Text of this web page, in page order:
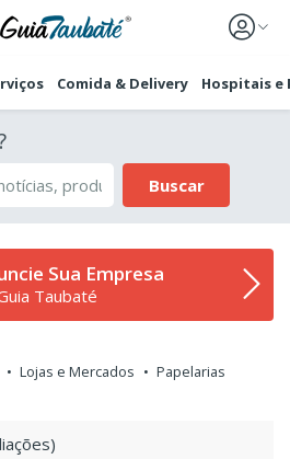
Comida & Delivery Hospitais e
Buscar
Sua Empresa
Taubaté
Lojas e Mercados
Papelarias